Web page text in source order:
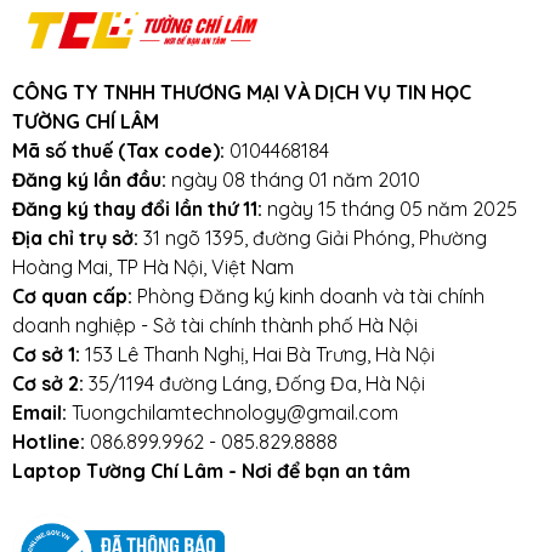
Cam kết:Tường Chí Lâm
chất lượng cao. Với tiêu chí chất lượng là
hàng đầu, chúng thôi cam kết không bán
hàng kém chất lượng, gây ảnh hưởng
đến laptop của khách hàng.
Lâm – Điểm 10 cho sự tin cậy
Lưu ý khi sử dụng pin laptop:
Tránh pin bị va đập, rơi vỡ, móp méo, tác
động vật lý bên ngoài vào
Tránh pin tiếp xúc với nước.
Tắt các ứng dụng không cần thiết khi sử dụng
laptop.
CÔNG TY TNHH THƯƠNG MẠI VÀ DỊCH VỤ TIN HỌC
TƯỜNG CHÍ LÂM
Mã số thuế (Tax code): 0104468184
Đăng ký lần đầu: ngày 08 tháng 01 năm 2010
Đăng ký thay đổi lần thứ 11: ngày 15 tháng 05 năm 2025
Địa chỉ trụ sở: 31 ngõ 1395, đường Giải Phóng, Phường
Hoàng Mai, TP Hà Nội, Việt Nam
Cơ quan cấp: Phòng Đăng ký kinh doanh và tài chính
doanh nghiệp - Sở tài chính thành phố Hà Nội
Cơ sở 1: 153 Lê Thanh Nghị, Hai Bà Trưng, Hà Nội
Cơ sở 2: 35/1194 đường Láng, Đống Đa, Hà Nội
Email: Tuongchilamtechnology@gmail.com
Hotline: 086.899.9962 - 085.829.8888
Laptop Tường Chí Lâm - Nơi để bạn an tâm